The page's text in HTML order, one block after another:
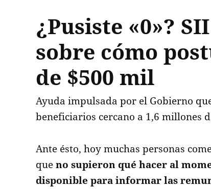
¿Pusiste «0»?
sobre cómo
de $500 mil
Ayuda impulsada por el Gobierno
beneficiarios cercano a 1,6 millones
Ante ésto, hoy muchas personas
queno supieron qué hacer al
disponible para informar las